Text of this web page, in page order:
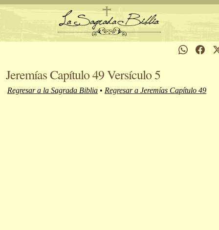
Jeremías Capítulo 49 Versículo 5
Regresar a la Sagrada Biblia • Regresar a Jeremías Capítulo 49